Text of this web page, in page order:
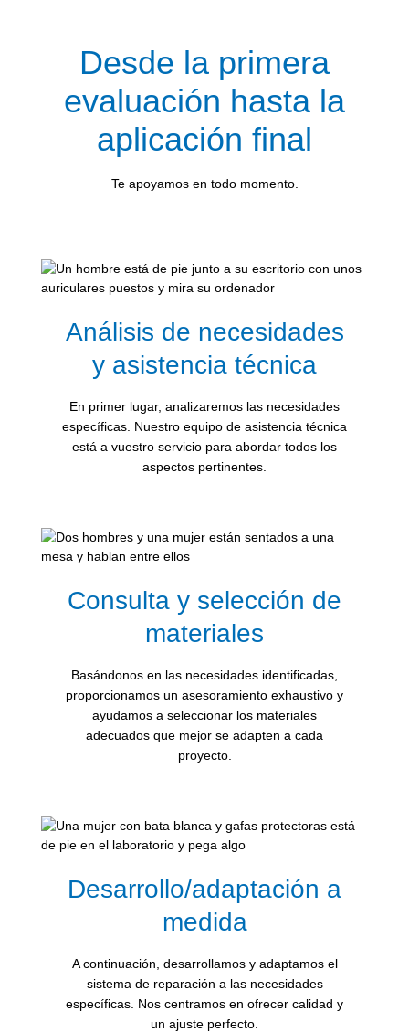
Desde la primera
evaluación hasta la
aplicación final
Te apoyamos en todo momento.
Análisis de necesidades
y asistencia técnica
En primer lugar, analizaremos las necesidades
específicas. Nuestro equipo de asistencia técnica
está a vuestro servicio para abordar todos los
aspectos pertinentes.
Consulta y selección de
materiales
Basándonos en las necesidades identificadas,
proporcionamos un asesoramiento exhaustivo y
ayudamos a seleccionar los materiales
adecuados que mejor se adapten a cada
proyecto.
Desarrollo/adaptación a
medida
A continuación, desarrollamos y adaptamos el
sistema de reparación a las necesidades
específicas. Nos centramos en ofrecer calidad y
un ajuste perfecto.